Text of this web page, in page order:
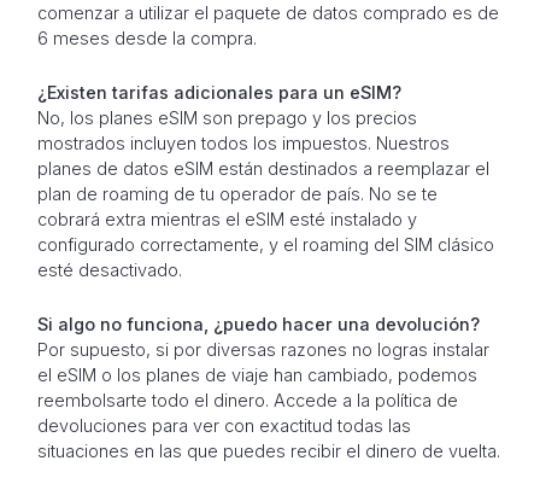
comenzar a utilizar el paquete de datos comprado es de
6 meses desde la compra.
¿Existen tarifas adicionales para un eSIM?
No, los planes eSIM son prepago y los precios
mostrados incluyen todos los impuestos. Nuestros
planes de datos eSIM están destinados a reemplazar el
plan de roaming de tu operador de país. No se te
cobrará extra mientras el eSIM esté instalado y
configurado correctamente, y el roaming del SIM clásico
esté desactivado.
Si algo no funciona, ¿puedo hacer una devolución?
Por supuesto, si por diversas razones no logras instalar
el eSIM o los planes de viaje han cambiado, podemos
reembolsarte todo el dinero. Accede a la política de
devoluciones para ver con exactitud todas las
situaciones en las que puedes recibir el dinero de vuelta.